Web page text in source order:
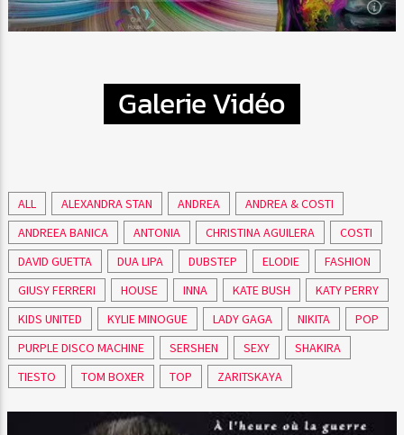
Tous les soir, de 20h à 2h, vibrez et dansez au rythme envoûtant
des musiques du Buddha-Bar.[...]
Galerie Vidéo
ALL ALEXANDRA STAN ANDREA
ANDREA & COSTI
ANDREEA BANICA
ANTONIA CHRISTINA AGUILERA
COSTI
DAVID GUETTA
DUA LIPA DUBSTEP ELODIE
FASHION
GIUSY FERRERI
HOUSE INNA KATE BUSH
KATY PERRY
KIDS UNITED
KYLIE MINOGUE LADY GAGA NIKITA
POP
PURPLE DISCO MACHINE
SERSHEN SEXY
SHAKIRA
TIESTO
TOM BOXER TOP ZARITSKAYA